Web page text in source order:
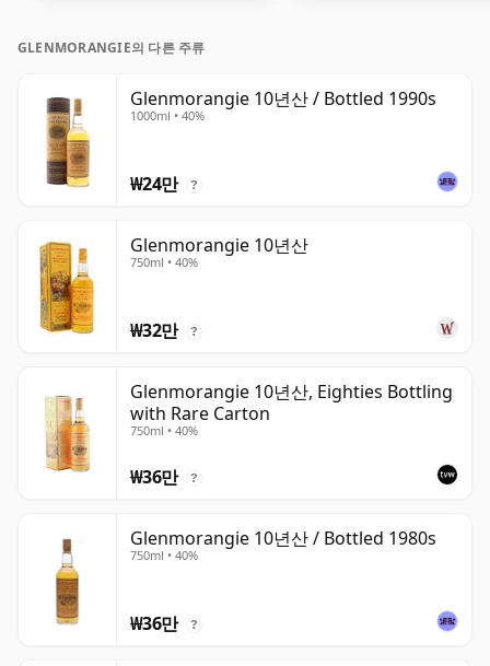
GLENMORANGIE의 다른 주류
Glenmorangie 10년산 / Bottled 1990s
1000ml • 40%
₩24만 ?
Glenmorangie 10년산
750ml • 40%
₩32만 ?
Glenmorangie 10년산, Eighties Bottling
with Rare Carton
750ml • 40%
₩36만 ?
Glenmorangie 10년산 / Bottled 1980s
750ml • 40%
₩36만 ?